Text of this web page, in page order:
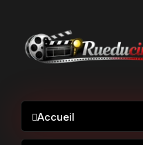
Accueil